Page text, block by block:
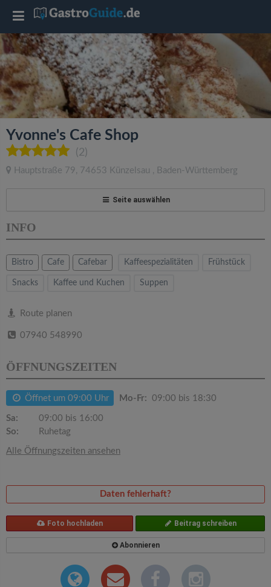
Yvonne's Cafe Shop
(2)
Hauptstraße 79, 74653 Künzelsau , Baden-Württemberg
Seite auswählen
INFO
Bistro Cafe Cafebar Kaffeespezialitäten Frühstück
Snacks Kaffee und Kuchen Suppen
Route planen
07940 548990
ÖFFNUNGSZEITEN
Öffnet um 09:00 Uhr Mo-Fr: 09:00 bis 18:30
Sa:
09:00 bis 16:00
So:
Ruhetag
Alle Öffnungszeiten ansehen
Daten fehlerhaft?
Foto hochladen Beitrag schreiben
Abonnieren
T
o
g
g
l
e
a
v
g
a
t